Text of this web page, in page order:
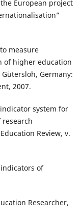
European project
to measure
of higher education
Germany:
2007.
system for
Review, v.
indicators of
Researcher,